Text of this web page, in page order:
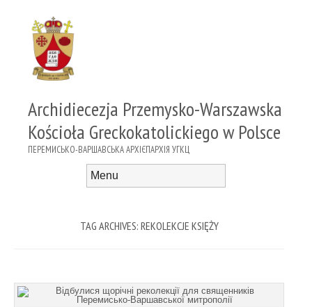
Archidiecezja Przemysko-Warszawska
Kościoła Greckokatolickiego w Polsce
ПЕРЕМИСЬКО-ВАРШАВСЬКА АРХІЄПАРХІЯ УГКЦ
TAG ARCHIVES: REKOLEKCJE KSIĘŻY